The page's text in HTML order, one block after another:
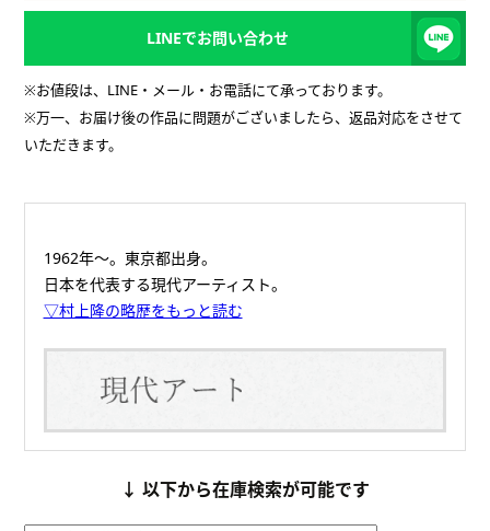
LINEでお問い合わせ
※お値段は、LINE・メール・お電話にて承っております。
※万一、お届け後の作品に問題がございましたら、返品対応をさせて
いただきます。
1962年～。東京都出身。
日本を代表する現代アーティスト。
▽村上隆の略歴をもっと読む
↓ 以下から在庫検索が可能です